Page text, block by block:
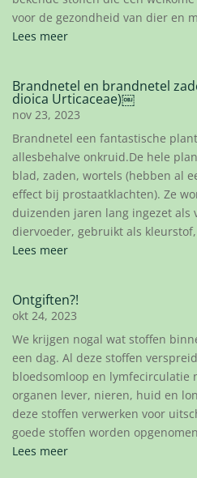
voor de gezondheid van dier en
Lees meer
Brandnetel en brandnetel
dioica Urticaceae)￼
nov 23, 2023
Brandnetel een fantastische
allesbehalve onkruid.De hele
blad, zaden, wortels (hebben al
effect bij prostaatklachten). Ze
duizenden jaren lang ingezet als
diervoeder, gebruikt als
Lees meer
Ontgiften?!
okt 24, 2023
We krijgen nogal wat stoffen
een dag. Al deze stoffen
bloedsomloop en lymfecirculatie
organen lever, nieren, huid en
deze stoffen verwerken voor
goede stoffen worden
Lees meer